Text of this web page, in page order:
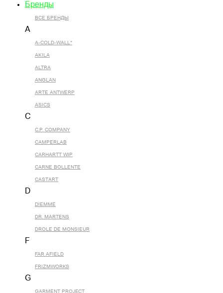
Бренды
ВСЕ БРЕНДЫ
A
A-COLD-WALL*
AKILA
ALTRA
ANGLAN
ARTE ANTWERP
ASICS
C
C.P. COMPANY
CAMPERLAB
CARHARTT WIP
CARNE BOLLENTE
CASTART
D
DIEMME
DR. MARTENS
DROLE DE MONSIEUR
F
FAR AFIELD
FRIZMWORKS
G
GARMENT PROJECT